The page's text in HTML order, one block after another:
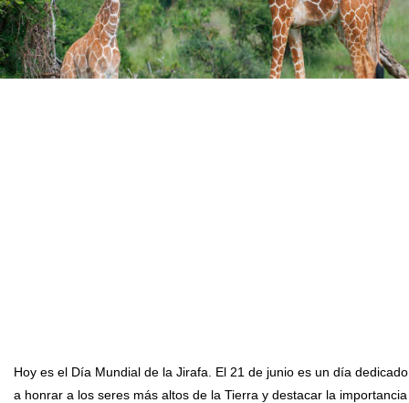
Hoy es el Día Mundial de la Jirafa. El 21 de junio es un día dedicado
a honrar a los seres más altos de la Tierra y destacar la importancia